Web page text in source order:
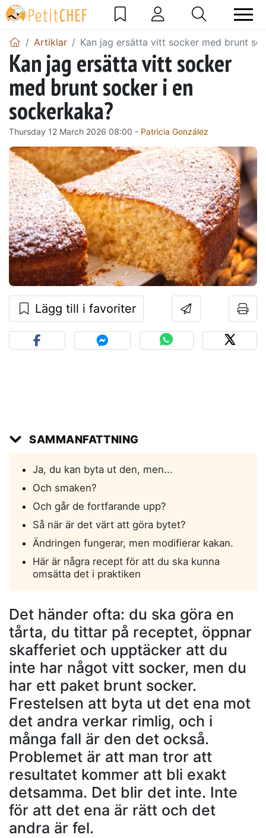
Artiklar Kan jag ersätta vitt socker med brunt
Kan jag ersätta vitt socker
med brunt socker i en
sockerkaka?
Thursday 12 March 2026 08:00 - Patricia González
Lägg till i favoriter
SAMMANFATTNING
Ja, du kan byta ut den, men...
Och smaken?
Och går de fortfarande upp?
Så när är det värt att göra bytet?
Ändringen fungerar, men modifierar kakan.
Här är några recept för att du ska kunna
omsätta det i praktiken
Det händer ofta: du ska göra en
tårta, du tittar på receptet, öppnar
skafferiet och upptäcker att du
inte har något vitt socker, men du
har ett paket brunt socker.
Frestelsen att byta ut det ena mot
det andra verkar rimlig, och i
många fall är den det också.
Problemet är att man tror att
resultatet kommer att bli exakt
detsamma. Det blir det inte. Inte
för att det ena är rätt och det
andra är fel.